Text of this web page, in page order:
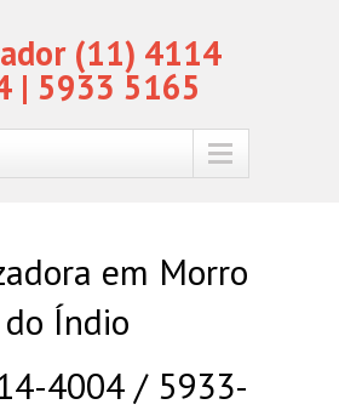
(11) 4114
| 5933 5165
em Morro
do Índio
4004 / 5933-